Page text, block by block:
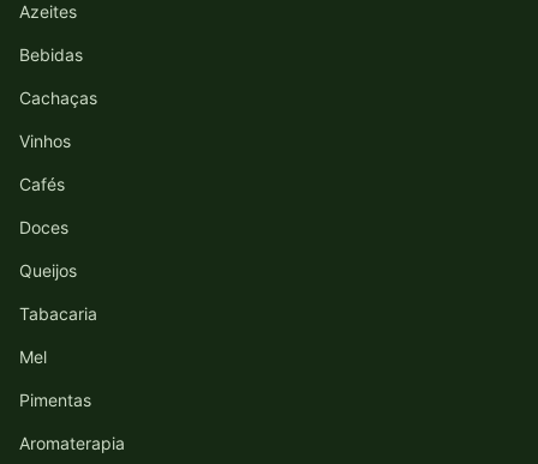
Azeites
Bebidas
Cachaças
Vinhos
Cafés
Doces
Queijos
Tabacaria
Mel
Pimentas
Aromaterapia